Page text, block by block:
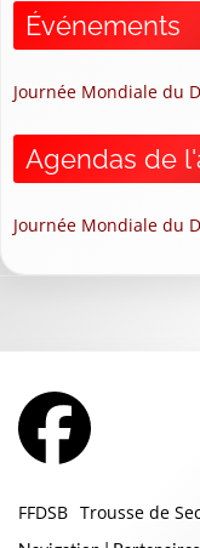
Événements
Journée Mondiale du
Agendas de
Journée Mondiale du
FFDSB Trousse de